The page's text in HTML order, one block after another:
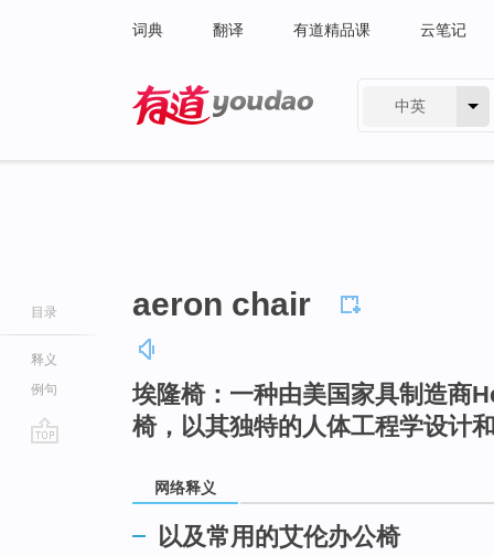
词典 翻译 有道精品课 云笔记
中英
目录
释义
例句
aeron chair
埃隆椅：一种由美国家具制造商
椅，以其独特的人体工程学设计
网络释义
以及常用的艾伦办公椅